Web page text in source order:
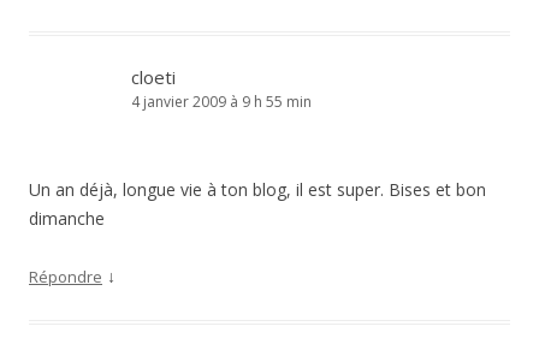
cloeti
4 janvier 2009 à 9 h 55 min
Un an déjà, longue vie à ton blog, il est super. Bises et bon
dimanche
Répondre ↓